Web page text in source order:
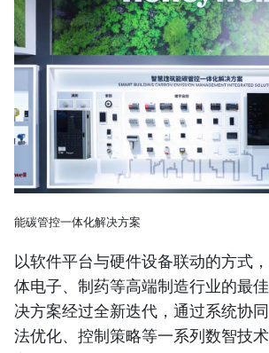
能碳管控一体化解决方案
以软件平台与硬件设备联动的方式
体电子、制药等高端制造行业的最
决方案经过全新迭代，通过系统协
法优化、控制策略等一系列数智技